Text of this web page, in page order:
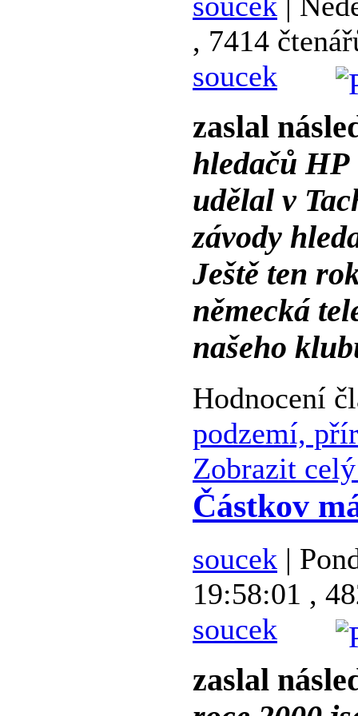
, 7414
soucek
zaslal
hledačů HP
udělal v
závody
Ještě ten
německá
našeho
Hodnocení
podzemí,
Zobrazit
Částkov
soucek |
19:58:01 ,
soucek
zaslal